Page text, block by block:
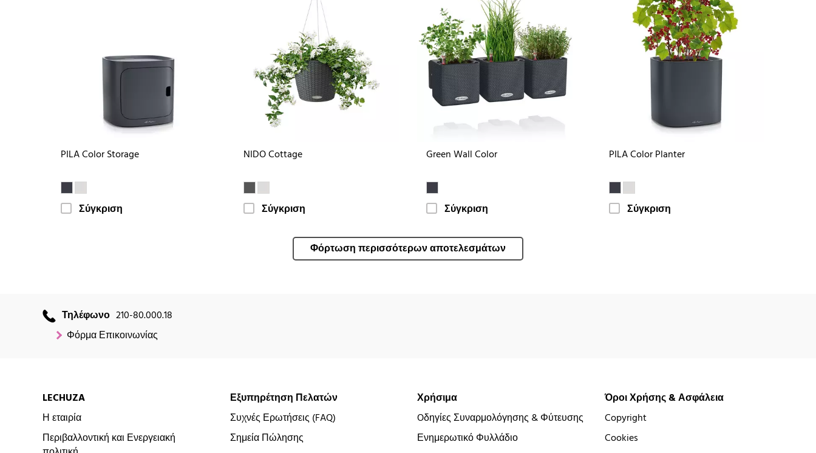
PILA Color Storage
Σύγκριση
NIDO Cottage
Σύγκριση
Green Wall Color
Σύγκριση
PILA Color Planter
Σύγκριση
Φόρτωση περισσότερων αποτελεσμάτων
Τηλέφωνο 210-80.000.18
Φόρμα Επικοινωνίας
LECHUZA
Η εταιρία
Περιβαλλοντική και Ενεργειακή
Εξυπηρέτηση Πελατών
Συχνές Ερωτήσεις (FAQ)
Σημεία Πώλησης
Χρήσιμα
Oδηγίες Συναρμολόγησης & Φύτευσης
Ενημερωτικό Φυλλάδιο
Όροι Χρήσης & Ασφάλεια
Copyright
Cookies